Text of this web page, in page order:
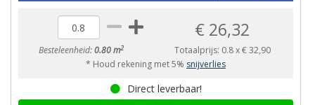
Besteleenheid:0.80 m2
€ 26,32
Totaalprijs: 0.8x€ 32,90
* Houd rekening met 5% snijverlies
Direct leverbaar!